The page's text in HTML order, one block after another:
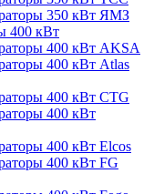
350 кВт ЯМЗ
400 кВт
400 кВт AKSA
400 кВт Atlas
400 кВт CTG
400 кВт
400 кВт Elcos
400 кВт FG